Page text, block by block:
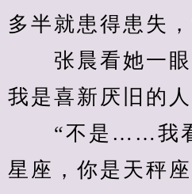
多半就患得患失
张晨看她一眼
我是喜新厌旧的
“不是……我看
星座，你是天秤